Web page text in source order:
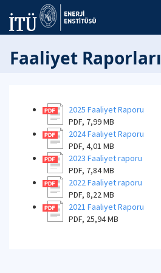
Faaliyet Raporları
2025 Faaliyet Raporu
PDF, 7,99 MB
2024 Faaliyet Raporu
PDF, 4,01 MB
2023 Faaliyet raporu
PDF, 7,84 MB
2022 Faaliyet raporu
PDF, 8,22 MB
2021 Faaliyet Raporu
PDF, 25,94 MB